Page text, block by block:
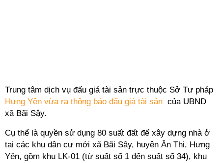
Trung tâm dịch vụ đấu giá tài sản trực thuộc Sở Tư pháp
Hưng Yên vừa ra thông báo đấu giá tài sản của UBND
xã Bãi Sậy.
Cụ thể là quyền sử dụng 80 suất đất để xây dựng nhà ở
tại các khu dân cư mới xã Bãi Sậy, huyện Ân Thi, Hưng
Yên, gồm khu LK-01 (từ suất số 1 đến suất số 34), khu